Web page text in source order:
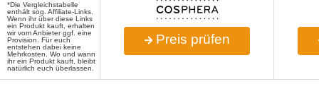
Preis prüfen
*Die Vergleichstabelle
enthält sog. Affiliate-Links.
Wenn ihr über diese Links
ein Produkt kauft, erhalten
wir vom Anbieter ggf. eine
Provision. Für euch
entstehen dabei keine
Mehrkosten. Wo und wann
ihr ein Produkt kauft, bleibt
natürlich euch überlassen.